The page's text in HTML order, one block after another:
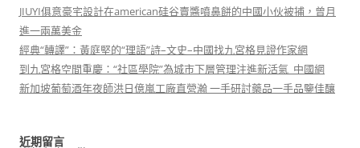
JIUYI俱意豪宅設計在american硅谷賣醬噴鼻餅的中國小伙被捕，曾月
進一兩萬美金
經典“轉譯”：黃庭堅的“理語”詩–文史–中國找九宮格見證作家網
到九宮格空間重慶：“社區學院”為城市下層管理注進新活氣_中國網
新加坡葡萄酒年夜師洪日億嵐工廠直營瀚 一手研討藥品一手品鑒佳釀
近期留言